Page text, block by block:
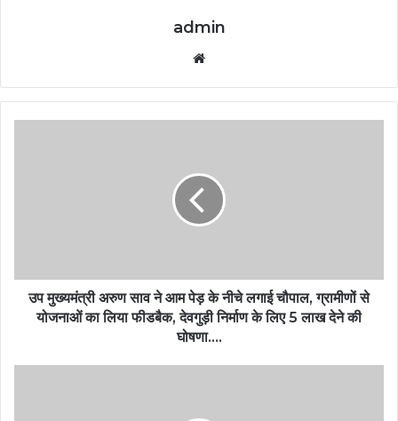
admin
उप मुख्यमंत्री अरुण साव ने आम पेड़ के नीचे लगाई चौपाल, ग्रामीणों से
योजनाओं का लिया फीडबैक, देवगुड़ी निर्माण के लिए 5 लाख देने की
घोषणा….